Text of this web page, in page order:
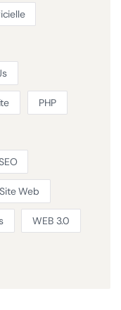
PHP
Site Web
WEB 3.0